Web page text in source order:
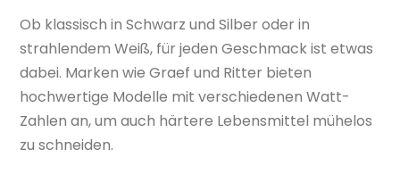
Ob klassisch in Schwarz und Silber oder in
strahlendem Weiß, für jeden Geschmack ist etwas
dabei. Marken wie Graef und Ritter bieten
hochwertige Modelle mit verschiedenen Watt-
Zahlen an, um auch härtere Lebensmittel mühelos
zu schneiden.